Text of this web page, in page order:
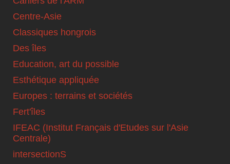
Centre-Asie
Classiques hongrois
Des îles
Education, art du possible
Esthétique appliquée
Europes : terrains et sociétés
Fert'îles
IFEAC (Institut Français d'Etudes sur l'Asie
Centrale)
intersectionS